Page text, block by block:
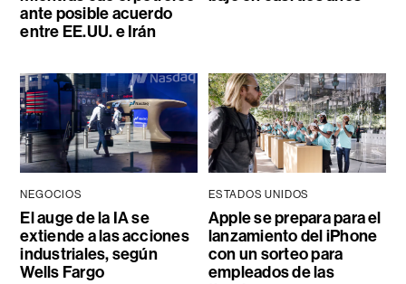
ante posible acuerdo
entre EE.UU. e Irán
NEGOCIOS
El auge de la IA se
extiende a las acciones
industriales, según
Wells Fargo
ESTADOS UNIDOS
Apple se prepara para el
lanzamiento del iPhone
con un sorteo para
empleados de las